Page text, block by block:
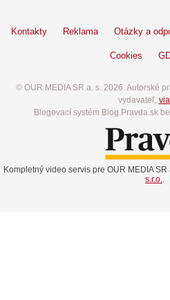
Kontakty Reklama Otázky a
Cookies
© OUR MEDIA SR a. s. 2026. Autorské
vydavateľ,
Blogovací systém Blog.Pravda.sk
Kompletný video servis pre OUR MEDIA
s.r.o..